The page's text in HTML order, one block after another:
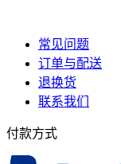
常见问题
订单与配送
退换货
联系我们
付款方式